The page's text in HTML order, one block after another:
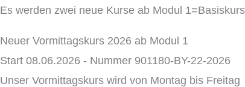
Es werden zwei neue Kurse ab Modul
Neuer Vormittagskurs 2026 ab Modul 1
Start 08.06.2026 - Nummer 901180-BY-22-2026
Unser Vormittagskurs wird von Montag bis Freitag